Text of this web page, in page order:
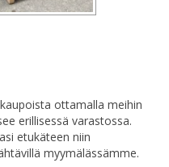
ottamalla meihin
erillisessä varastossa.
etukäteen niin
myymälässämme.